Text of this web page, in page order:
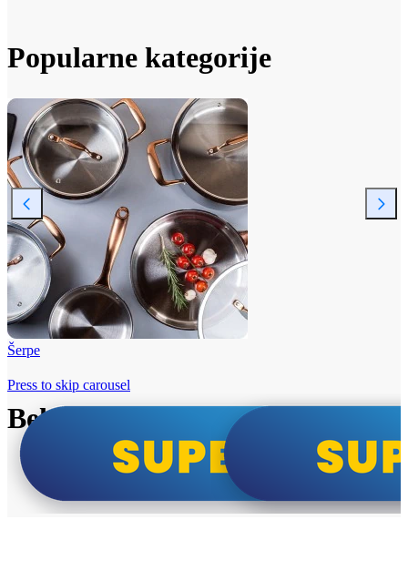
Popularne kategorije
Šerpe
Beko i Tesla super cene
Press to skip carousel